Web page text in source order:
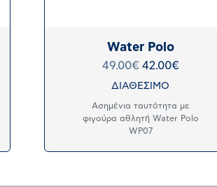
Water Polo
49.00€ 42.00€
ΔΙΑΘΕΣΙΜΟ
Ασημένια ταυτότητα με
φιγούρα αθλητή Water Polo
WP07